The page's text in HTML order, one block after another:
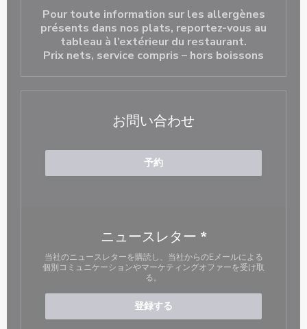
Pour toute information sur les allergènes
présents dans nos plats, reportez-vous au
tableau à l’extérieur du restaurant.
Prix nets, service compris – hors boissons
お問い合わせ
予約
ニュースレター *
当社のニュースレターを購読し、当社からのEメールによる
個別コミュニケーションやマーケティングオファーを受け取
る。
登録する